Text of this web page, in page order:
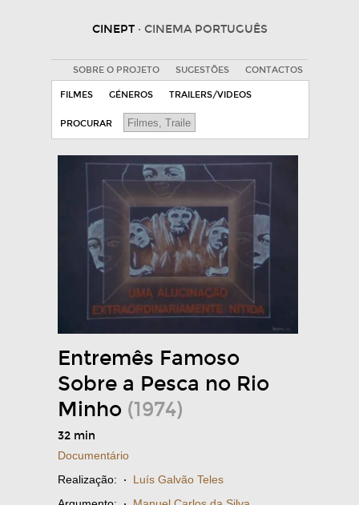
CINEPT · CINEMA PORTUGUÊS
SOBRE O PROJETO SUGESTÕES CONTACTOS
FILMES GÉNEROS TRAILERS/VIDEOS
PROCURAR
Entremês Famoso
Sobre a Pesca no Rio
Minho (1974)
32 min
Documentário
Realização: · Luís Galvão Teles